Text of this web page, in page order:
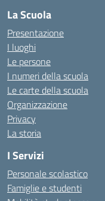
La Scuola
Presentazione
I luoghi
Le persone
I numeri della scuola
Le carte della scuola
Organizzazione
Privacy
La storia
I Servizi
Personale scolastico
Famiglie e studenti